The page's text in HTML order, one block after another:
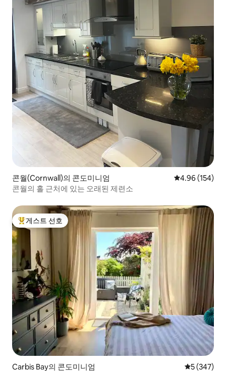
콘월(Cornwall)의 콘도미니엄 평점 4.96점(5
4.96 (154)
콘월의 홀 근처에 있는 오래된 제련소
상위 게스트 선호
게스트 선호
Carbis Bay의 콘도미니엄 평점 5점(5
5 (347)